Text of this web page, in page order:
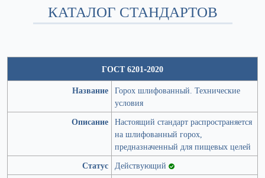
КАТАЛОГ СТАНДАРТОВ
ГОСТ 6201-2020
Название Горох шлифованный. Технические
условия
Описание Настоящий стандарт распространяется
на шлифованный горох,
предназначенный для пищевых целей
Статус Действующий